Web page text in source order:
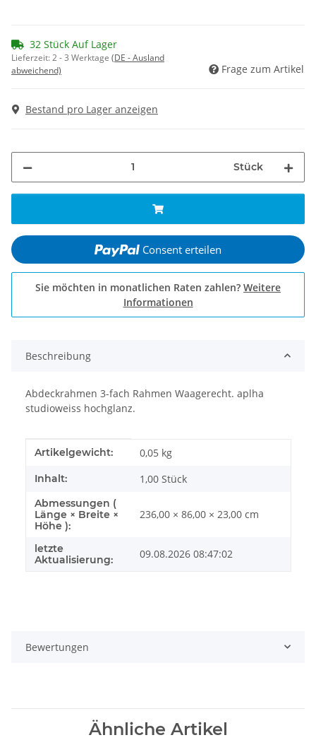
32 Stück Auf Lager
Lieferzeit:2 - 3 Werktage (DE - Ausland
abweichend)
Frage zum Artikel
Bestand pro Lager anzeigen
Stück
Consent erteilen
Sie möchten in monatlichen Raten zahlen? Weitere
Informationen
Beschreibung
Abdeckrahmen 3-fach Rahmen Waagerecht. aplha
studioweiss hochglanz.
Produkteigenschaft
Wert
Artikelgewicht: 0,05 kg
Inhalt: 1,00 Stück
Abmessungen (
Länge × Breite ×
Höhe ):
236,00 × 86,00 × 23,00 cm
letzte
Aktualisierung:
09.08.2026 08:47:02
Bewertungen
Ähnliche Artikel